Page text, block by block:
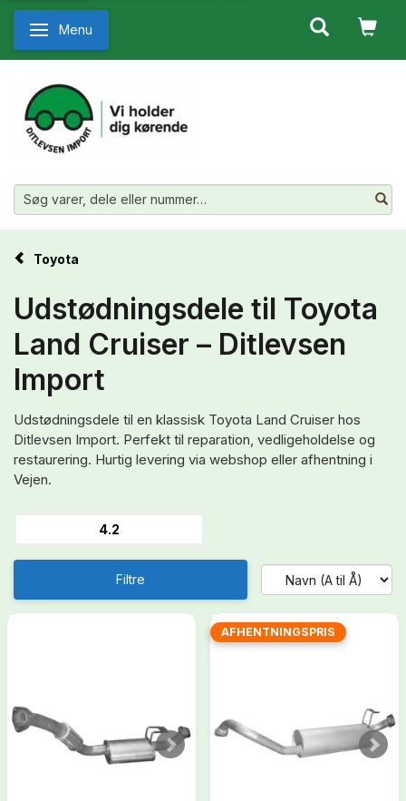
Skifte navigation
Menu
Toyota
Udstødningsdele til Toyota
Land Cruiser – Ditlevsen
Import
Udstødningsdele til en klassisk Toyota Land Cruiser hos
Ditlevsen Import. Perfekt til reparation, vedligeholdelse og
restaurering. Hurtig levering via webshop eller afhentning i
Vejen.
4.2
Filtre
AFHENTNINGSPRIS